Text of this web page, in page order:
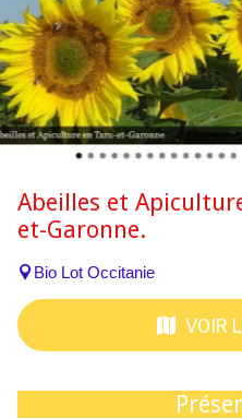
Abeilles et
et-Garonne.
Bio Lot Occitanie
VOIR